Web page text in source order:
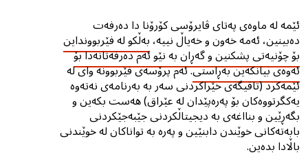
ئێمە لە ماوەی پەتای ڤایرۆسی كۆرۆنا دا دەرفەت
دەبینین، ئەمە خەون و خەیاڵ نییە،بەڵكو لە فێربوونداین
بۆ چۆنیەتی پشکنین و گەڕان بە نێو ئەم دەرفەتانەدا بۆ
ئەوەی بیانکەین بەڕاستی. ئەم پرۆسەی فێربوونە وای لە
ئێمەکرد (تاقیگەی خێراكردنى سەر بە بەرنامەی نەتەوە
یەكگرتووەكان بۆ پەرەپێدان لە عێراق) هەست بکەین و
بگەڕێین و بنااغەى بە دیجیتاڵکردنى جێبەجێکردنى
بابەتەکانى خوێندن دابنێین و پەرە بە تواناکان لە خوێندنى
باڵادا بدەین.